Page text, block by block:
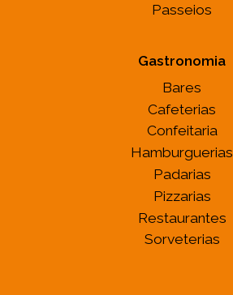
Passeios
Gastronomia
Bares
Cafeterias
Confeitaria
Hamburguerias
Padarias
Pizzarias
Restaurantes
Sorveterias